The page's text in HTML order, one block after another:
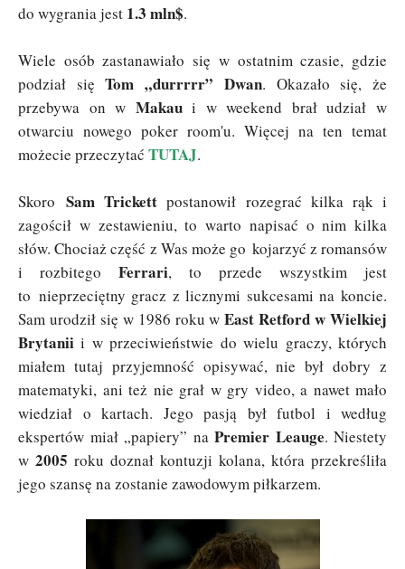
do wygrania jest 1.3 mln$.
Wiele osób zastanawiało się w ostatnim czasie, gdzie
podział sięTom „durrrrr” Dwan. Okazało się, że
przebywa on w Makaui w weekend brał udział w
otwarciu nowego poker room'u. Więcej na ten temat
możecie przeczytać TUTAJ.
SkoroSam Trickett postanowił rozegrać kilka rąk i
zagościł w zestawieniu, to warto napisać o nim kilka
słów. Chociaż część z Was może go kojarzyć z romansów
i rozbitego Ferrari, to przede wszystkim jest
to nieprzeciętny gracz z licznymi sukcesami na koncie.
Sam urodził się w 1986 roku wEast Retford w Wielkiej
Brytanii i w przeciwieństwie do wielu graczy, których
miałem tutaj przyjemność opisywać, nie był dobry z
matematyki, ani też nie grał w gry video, a nawet mało
wiedział o kartach. Jego pasją był futbol i według
ekspertów miał „papiery” na Premier Leauge. Niestety
w 2005 roku doznał kontuzji kolana, która przekreśliła
jego szansę na zostanie zawodowym piłkarzem.